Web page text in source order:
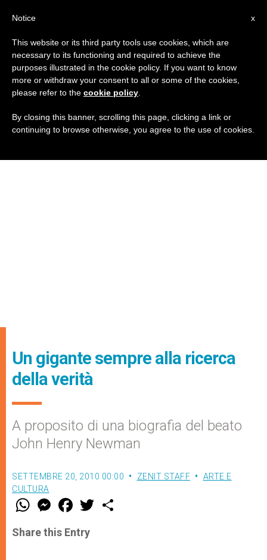
Un gigante sempre alla ricerca
della verità
A proposito di una biografia del beato
John Henry Newman
SETTEMBRE 20, 2010 00:00 ZENIT STAFF
ARTE E
CULTURA
W
t
s
M
e
s
e
F
a
e
b
w
Share this Entry
x
Notice
This website or its third party tools use cookies, which are
necessary to its functioning and required to achieve the
purposes illustrated in the cookie policy. If you want to know
more or withdraw your consent to all or some of the cookies,
please refer to the cookie policy
By closing this banner, scrolling this page, clicking a link or
continuing to browse otherwise, you agree to the use of cookies.